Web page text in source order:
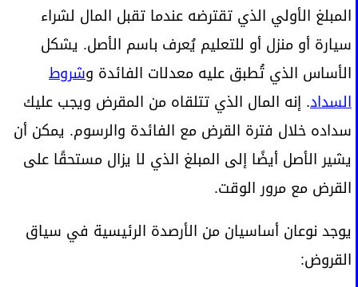
المبلغ الأولي الذي تقترضه عندما تقبل المال لشراء
سيارة أو منزل أو للتعليم يُعرف باسم الأصل. يشكل
الأساس الذي تُطبق عليه معدلات الفائدة وشروط
السداد. إنه المال الذي تتلقاه من المقرض ويجب عليك
سداده خلال فترة القرض مع الفائدة والرسوم. يمكن أن
يشير الأصل أيضًا إلى المبلغ الذي لا يزال مستحقًا على
القرض مع مرور الوقت.
يوجد نوعان أساسيان من الأرصدة الرئيسية في سياق
القروض: